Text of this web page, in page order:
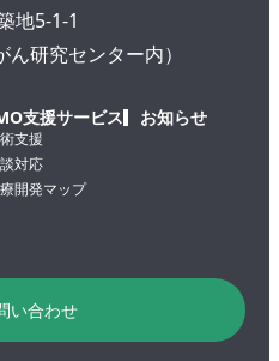
地5-1-1
ん研究センター内）
支援サービス
支援
対応
開発マップ
お知らせ
い合わせ